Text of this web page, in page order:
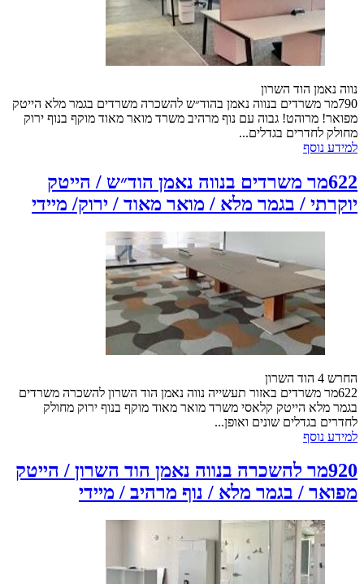
נווה נאמן הוד השרון
790מר משרדים בנווה נאמן בהוד״ש להשכרה משרדים בגמר מלא הייטק
מפואר! מרוהט! גבוה עם נוף מרהיב משרד מואר מאוד מוקף בנוף ירוק
מחולק לחדרים בגדלים...
למידע נוסף
622מר משרדים בנווה נאמן הוד״ש / הייטק
יוקרתי / בגמר מלא / מואר מאוד / ירוק/ מיידי
החרש 4 הוד השרון
622מר משרדים באזור תעשייה נווה נאמן הוד השרון להשכרה משרדים
בגמר מלא הייטק קלאסי משרד מואר מאוד מוקף בנוף ירוק מחולק
לחדרים בגדלים שונים ואופן...
למידע נוסף
920מר להשכרה בנווה נאמן הוד השרון / הייטק
מפואר / בגמר מלא / נוף מרהיב / מיידי